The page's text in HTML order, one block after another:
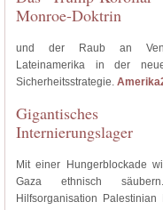
Monroe-Doktrin
und der Raub an
Lateinamerika in der
Sicherheitsstrategie.
Gigantisches
Internierungslager
Mit einer Hungerblockade
Gaza ethnisch
Hilfsorganisation Palestinian